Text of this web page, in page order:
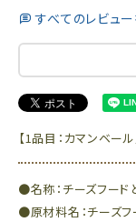
すべてのレビュ
【1品目：カマンベー
●名称：チーズフード
●原材料名：チーズフ